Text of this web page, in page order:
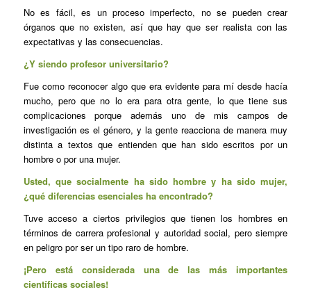
No es fácil, es un proceso imperfecto, no se pueden crear
órganos que no existen, así que hay que ser realista con las
expectativas y las consecuencias.
¿Y siendo profesor universitario?
Fue como reconocer algo que era evidente para mí desde hacía
mucho, pero que no lo era para otra gente, lo que tiene sus
complicaciones porque además uno de mis campos de
investigación es el género, y la gente reacciona de manera muy
distinta a textos que entienden que han sido escritos por un
hombre o por una mujer.
Usted, que socialmente ha sido hombre y ha sido mujer,
¿qué diferencias esenciales ha encontrado?
Tuve acceso a ciertos privilegios que tienen los hombres en
términos de carrera profesional y autoridad social, pero siempre
en peligro por ser un tipo raro de hombre.
¡Pero está considerada una de las más importantes
científicas sociales!